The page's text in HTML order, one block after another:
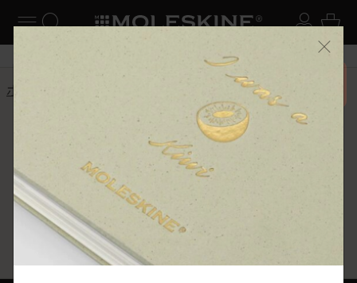
ナビゲーションの切替 ログ
検索 (キーワードなど) カ
6,500円以上のご購入で送料無料 メニ
ーを閉じる
ホーム
ギフト
クリエイティブな発想を高めるギフト